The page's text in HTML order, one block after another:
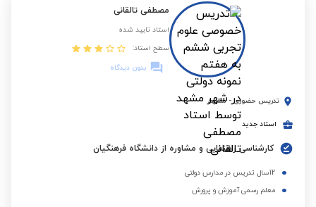
مصطفی تالقانی
استاد تایید شده
سطح استاد:
بدون دیدگاه
تدریس حضوری - مشهد
استاد جدید
کارشناسی راهنمایی و مشاوره از دانشگاه فرهنگیان
12سال تدریس در مدارس دولتی
معلم رسمی آموزش و پرورش